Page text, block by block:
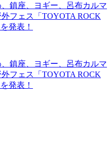
鎮座、ヨギー、呂布カルマ
フェス「TOYOTA ROCK
発表！
鎮座、ヨギー、呂布カルマ
フェス「TOYOTA ROCK
発表！